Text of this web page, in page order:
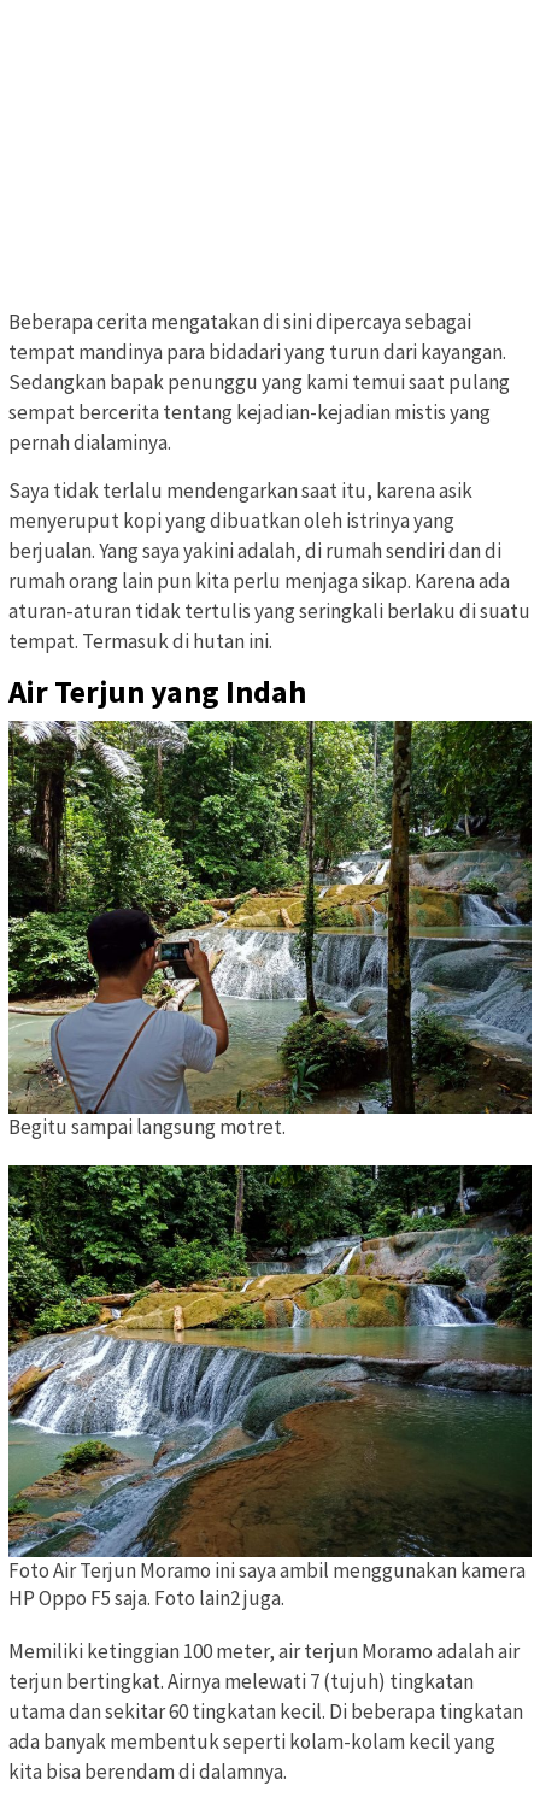
Beberapa cerita mengatakan di sini dipercaya sebagai
tempat mandinya para bidadari yang turun dari kayangan.
Sedangkan bapak penunggu yang kami temui saat pulang
sempat bercerita tentang kejadian-kejadian mistis yang
pernah dialaminya.
Saya tidak terlalu mendengarkan saat itu, karena asik
menyeruput kopi yang dibuatkan oleh istrinya yang
berjualan. Yang saya yakini adalah, di rumah sendiri dan di
rumah orang lain pun kita perlu menjaga sikap. Karena ada
aturan-aturan tidak tertulis yang seringkali berlaku di suatu
tempat. Termasuk di hutan ini.
Air Terjun yang Indah
Begitu sampai langsung motret.
Foto Air Terjun Moramo ini saya ambil menggunakan kamera
HP Oppo F5 saja. Foto lain2 juga.
Memiliki ketinggian 100 meter, air terjun Moramo adalah air
terjun bertingkat. Airnya melewati 7 (tujuh) tingkatan
utama dan sekitar 60 tingkatan kecil. Di beberapa tingkatan
ada banyak membentuk seperti kolam-kolam kecil yang
kita bisa berendam di dalamnya.